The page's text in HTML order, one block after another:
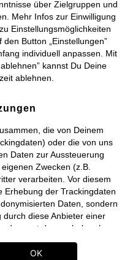
vorbehalten.
Français
über Zielgruppen und
Mehr Infos zur Einwilligung
Einstellungsmöglichkeiten
den Button „Einstellungen”
individuell anpassen. Mit
kannst Du Deine
ablehnen.
die von Deinem
oder die von uns
Daten zur Aussteuerung
Zwecken (z.B.
verarbeiten. Vor diesem
Erhebung der Trackingdaten
Daten, sondern
diese Anbieter einer
erst dann erhoben bzw.
dann übermittelt, wenn Du
wiedergebenden Button
OK